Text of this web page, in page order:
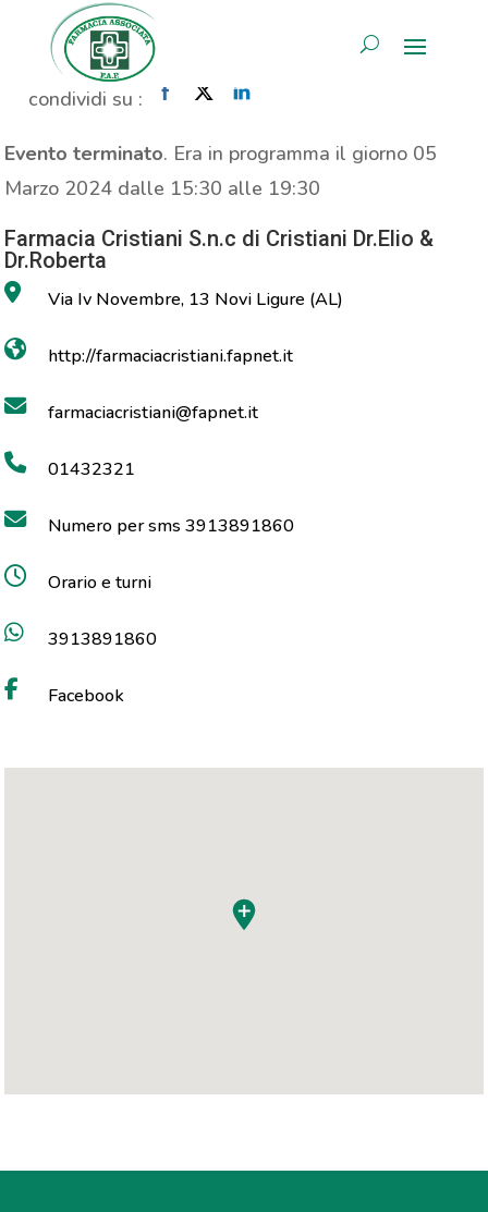
AREA RISERVATA
Propaganda Saugella
Home» Evento» Propaganda Saugella
condividi su :
Evento terminato. Era in programma il giorno 05
Marzo 2024 dalle 15:30 alle 19:30
Farmacia Cristiani S.n.c di Cristiani Dr.Elio &
Dr.Roberta
Via Iv Novembre, 13 Novi Ligure (AL)
http://farmaciacristiani.fapnet.it
farmaciacristiani@fapnet.it
01432321
Numero per sms 3913891860
Orario e turni
3913891860
Facebook